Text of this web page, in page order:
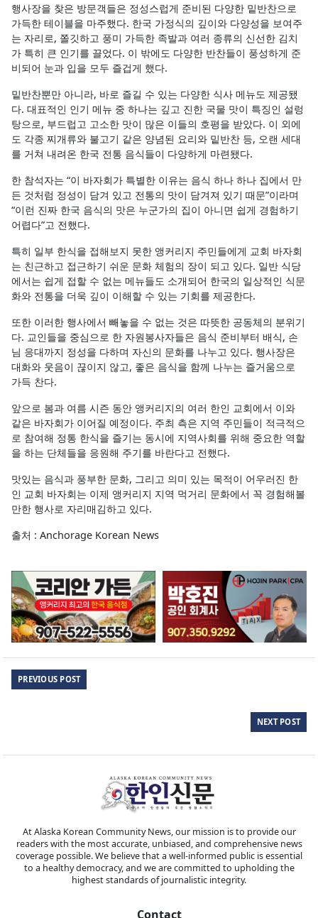
행사장을 찾은 방문객들은 정성스럽게 준비된 다양한 밑반찬으로
가득한 테이블을 마주했다. 한국 가정식의 깊이와 다양성을 보여주
는 자리로, 쫄깃하고 풍미 가득한 족발과 여러 종류의 신선한 김치
가 특히 큰 인기를 끌었다. 이 밖에도 다양한 반찬들이 풍성하게 준
비되어 눈과 입을 모두 즐겁게 했다.
밑반찬뿐만 아니라, 바로 즐길 수 있는 다양한 식사 메뉴도 제공됐
다. 대표적인 인기 메뉴 중 하나는 깊고 진한 국물 맛이 특징인 설렁
탕으로, 부드럽고 고소한 맛이 많은 이들의 호평을 받았다. 이 외에
도 각종 찌개류와 불고기 같은 양념된 요리와 밑반찬 등, 오랜 세대
를 거쳐 내려온 한국 전통 음식들이 다양하게 마련됐다.
한 참석자는 “이 바자회가 특별한 이유는 음식 하나 하나 집에서 만
든 것처럼 정성이 담겨 있고 전통의 맛이 담겨져 있기 때문”이라며
“이런 진짜 한국 음식의 맛은 누군가의 집이 아니면 쉽게 경험하기
어렵다”고 전했다.
특히 일부 한식을 접해보지 못한 앵커리지 주민들에게 교회 바자회
는 친근하고 접근하기 쉬운 문화 체험의 장이 되고 있다. 일반 식당
에서는 쉽게 접할 수 없는 메뉴들도 소개되어 한국의 일상적인 식문
화와 전통을 더욱 깊이 이해할 수 있는 기회를 제공한다.
또한 이러한 행사에서 빼놓을 수 없는 것은 따뜻한 공동체의 분위기
다. 교인들을 중심으로 한 자원봉사자들은 음식 준비부터 배식, 손
님 응대까지 정성을 다하며 자신의 문화를 나누고 있다. 행사장은
대화와 웃음이 끊이지 않고, 좋은 음식을 함께 나누는 즐거움으로
가득 찬다.
앞으로 봄과 여름 시즌 동안 앵커리지의 여러 한인 교회에서 이와
같은 바자회가 이어질 예정이다. 주최 측은 지역 주민들이 적극적으
로 참여해 정통 한식을 즐기는 동시에 지역사회를 위해 중요한 역할
을 하는 단체들을 응원해 주기를 바란다고 전했다.
맛있는 음식과 풍부한 문화, 그리고 의미 있는 목적이 어우러진 한
인 교회 바자회는 이제 앵커리지 지역 먹거리 문화에서 꼭 경험해볼
만한 행사로 자리매김하고 있다.
출처 : Anchorage Korean News
PREVIOUS POST
NEXT POST
At Alaska Korean Community News, our mission is to provide our
readers with the most accurate, unbiased, and comprehensive news
coverage possible. We believe that a well-informed public is essential
to a healthy democracy, and we are committed to upholding the
highest standards of journalistic integrity.
Contact